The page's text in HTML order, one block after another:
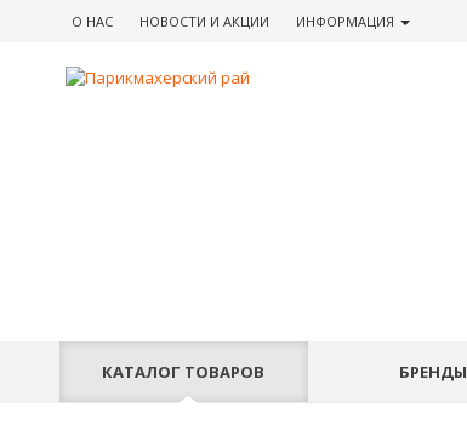
О НАС НОВОСТИ И АКЦИИ ИНФОРМАЦИЯ
КАТАЛОГ ТОВАРОВ БРЕНДЫ